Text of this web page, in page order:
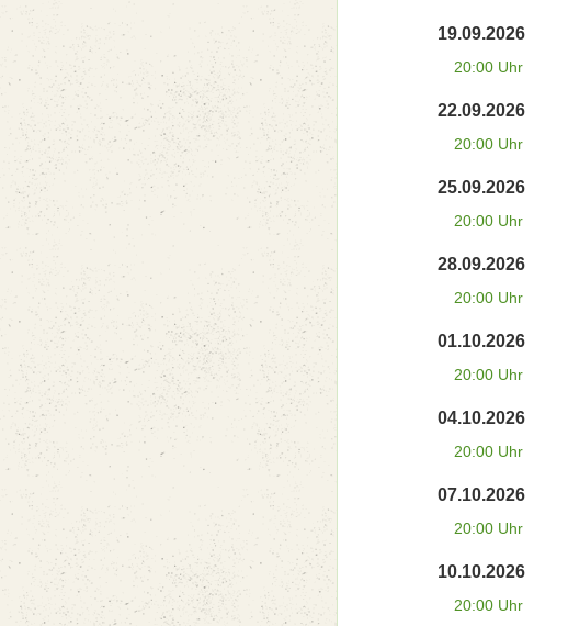
19.09.2026
20:00 Uhr
22.09.2026
20:00 Uhr
25.09.2026
20:00 Uhr
28.09.2026
20:00 Uhr
01.10.2026
20:00 Uhr
04.10.2026
20:00 Uhr
07.10.2026
20:00 Uhr
10.10.2026
20:00 Uhr